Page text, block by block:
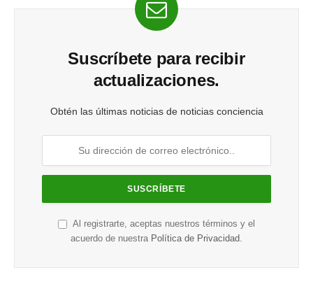
Suscríbete para recibir
actualizaciones.
Obtén las últimas noticias de noticias conciencia
Al registrarte, aceptas nuestros términos y el
acuerdo de nuestra Política de Privacidad.